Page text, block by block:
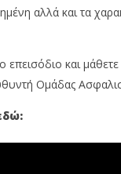
Insurance
αλλά και τα
και
Ομάδας